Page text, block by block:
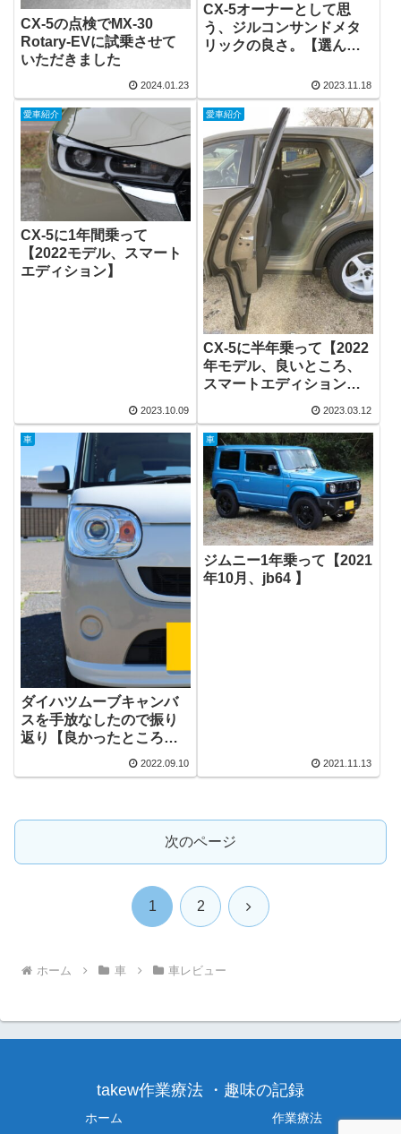
CX-5の点検でMX-30
Rotary-EVに試乗させて
いただきました
2024.01.23
CX-5オーナーとして思
う、ジルコンサンドメタ
リックの良さ。【選んだ
2023.11.18
愛車紹介
CX-5に1年間乗って
【2022モデル、スマート
エディション】
2023.10.09
愛車紹介
CX-5に半年乗って【2022
年モデル、良いところ、
スマートエディション、
2023.03.12
車
ダイハツムーブキャンバ
スを手放なしたので振り
返り【良かったところ、
いまいちだったところ】
2022.09.10
車
ジムニー1年乗って【2021
年10月、jb64 】
2021.11.13
次のページ
1 2 次
ホーム 車 車レビュー
takew作業療法 ・趣味の記録
ホーム 作業療法